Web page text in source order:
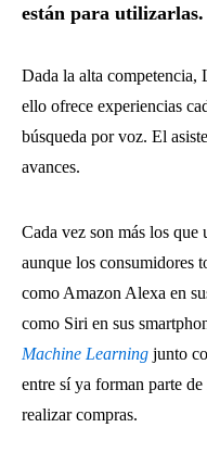
están para utilizarlas.
Dada la alta competencia,
ello ofrece experiencias
búsqueda por voz. El
avances.
Cada vez son más los que
aunque los consumidores
como Amazon Alexa en
como Siri en sus
Machine Learning junto
entre sí ya forman parte
realizar compras.